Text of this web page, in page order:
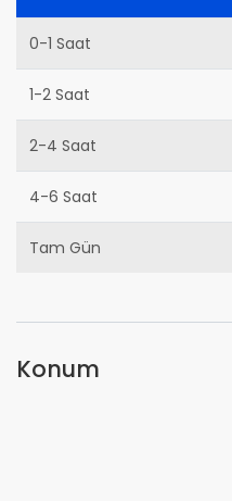
0-1 Saat
1-2 Saat
2-4 Saat
4-6 Saat
Tam Gün
Konum